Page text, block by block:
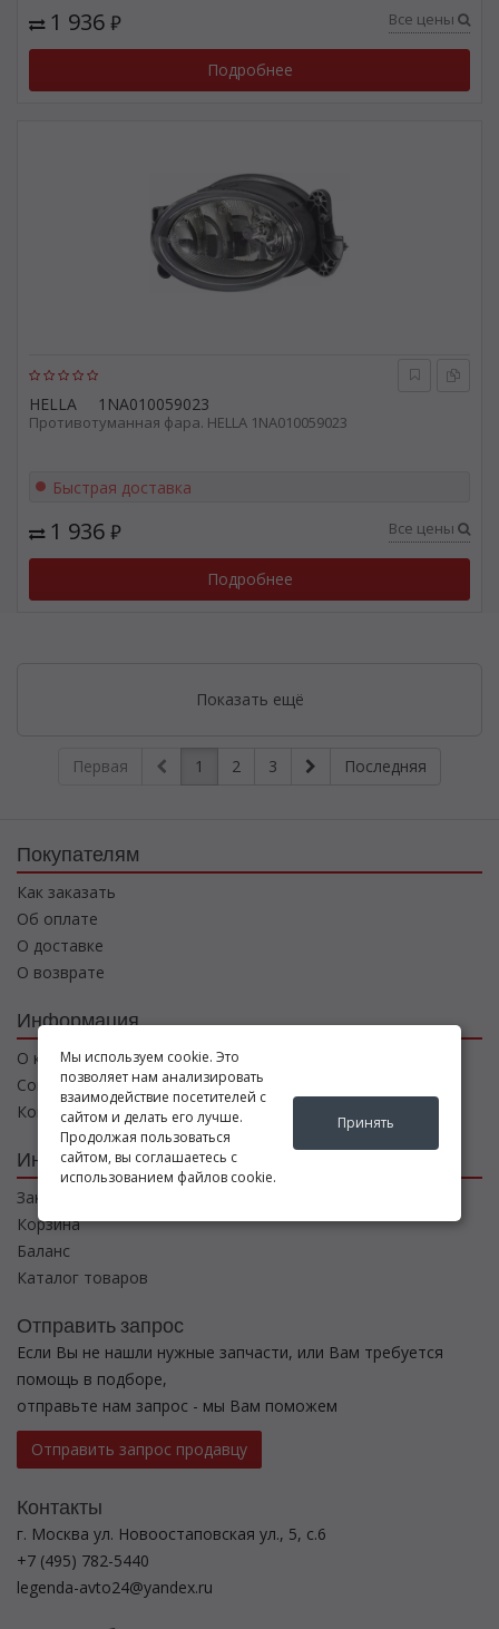
1 936 ₽ Все цены
Подробнее
HELLA 1NA010059023
Противотуманная фара. HELLA 1NA010059023
Быстрая доставка
1 936 ₽ Все цены
Подробнее
Показать ещё
Первая 1 2 3 Последняя
Покупателям
Как заказать
Об оплате
О доставке
О возврате
Информация
О компании
Соглашение
Контакты
Интернет магазин
Заказы
Корзина
Баланс
Каталог товаров
Отправить запрос
Если Вы не нашли нужные запчасти, или Вам требуется
помощь в подборе,
отправьте нам запрос - мы Вам поможем
Отправить запрос продавцу
Контакты
г. Москва ул. Новоостаповская ул., 5, с.6
+7 (495) 782-5440
legenda-avto24@yandex.ru
Мы используем cookie. Это
позволяет нам анализировать
взаимодействие посетителей с
сайтом и делать его лучше.
Продолжая пользоваться
сайтом, вы соглашаетесь с
использованием файлов cookie.
Принять